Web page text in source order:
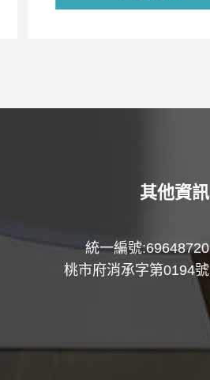
其他資訊
統一編號:69648720
桃市府消承字第0194號